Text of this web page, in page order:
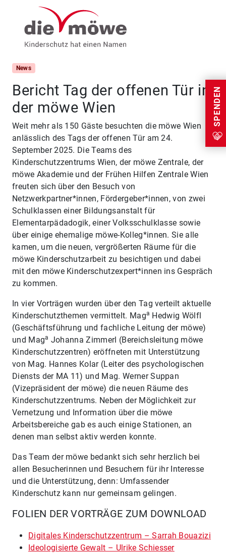
Weiter zum Inhalt
SPENDEN
News
Bericht Tag der offenen Tür in
der möwe Wien
Weit mehr als 150 Gäste besuchten die möwe Wien
anlässlich des Tags der offenen Tür am 24.
September 2025. Die Teams des
Kinderschutzzentrums Wien, der möwe Zentrale, der
möwe Akademie und der Frühen Hilfen Zentrale Wien
freuten sich über den Besuch von
Netzwerkpartner*innen, Fördergeber*innen, von zwei
Schulklassen einer Bildungsanstalt für
Elementarpädadogik, einer Volksschulklasse sowie
über einige ehemalige möwe-Kolleg*innen. Sie alle
kamen, um die neuen, vergrößerten Räume für die
möwe Kinderschutzarbeit zu besichtigen und dabei
mit den möwe Kinderschutzexpert*innen ins Gespräch
zu kommen.
In vier Vorträgen wurden über den Tag verteilt aktuelle
Kinderschutzthemen vermittelt. Maga Hedwig Wölfl
(Geschäftsführung und fachliche Leitung der möwe)
und Maga Johanna Zimmerl (Bereichsleitung möwe
Kinderschutzzentren) eröffneten mit Unterstützung
von Mag. Hannes Kolar (Leiter des psychologischen
Diensts der MA 11) und Mag. Werner Suppan
(Vizepräsident der möwe) die neuen Räume des
Kinderschutzzentrums. Neben der Möglichkeit zur
Vernetzung und Information über die möwe
Arbeitsbereiche gab es auch einige Stationen, an
denen man selbst aktiv werden konnte.
Das Team der möwe bedankt sich sehr herzlich bei
allen Besucherinnen und Besuchern für ihr Interesse
und die Unterstützung, denn: Umfassender
Kinderschutz kann nur gemeinsam gelingen.
FOLIEN DER VORTRÄGE ZUM DOWNLOAD
Digitales Kinderschutzzentrum – Sarrah Bouazizi
Ideologisierte Gewalt – Ulrike Schiesser